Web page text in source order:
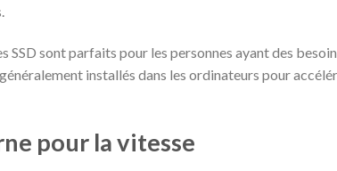
SSD sont parfaits pour les personnes ayant des
installés dans les ordinateurs pour
pour la vitesse